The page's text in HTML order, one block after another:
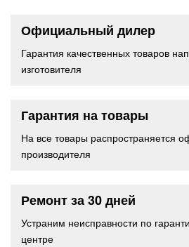
Официальный дилер
Гарантия качественных товаров
изготовителя
Гарантия на товары
На все товары распространяется
производителя
Ремонт за 30 дней
Устраним неисправности по
центре